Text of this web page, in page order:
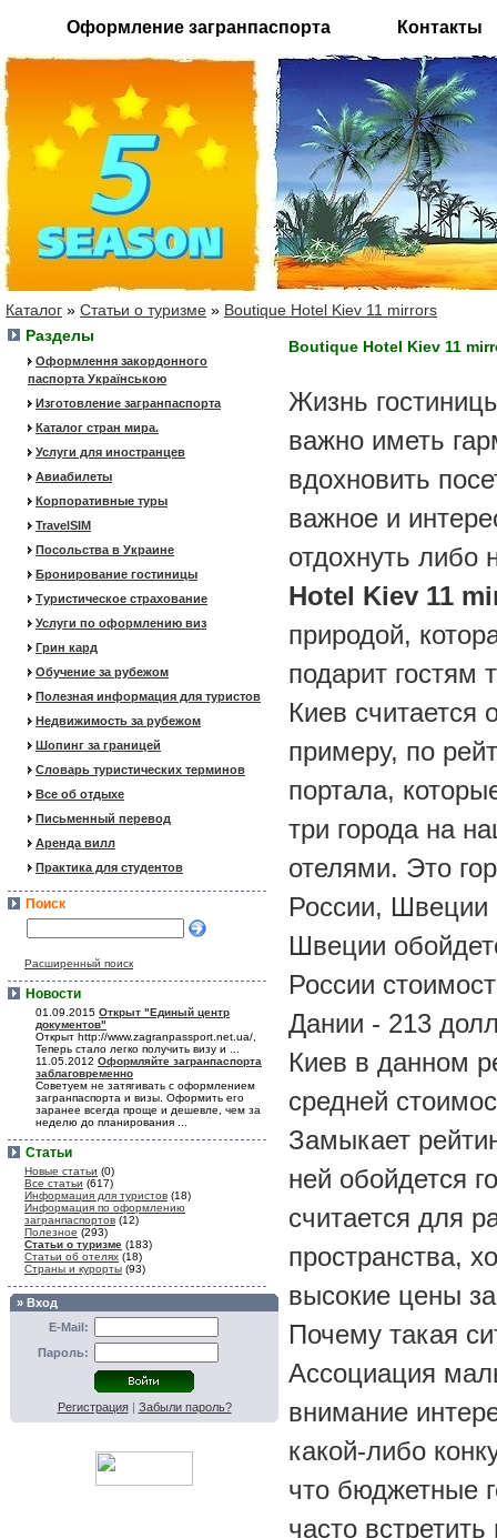
Оформление загранпаспорта Контакты
Каталог » Статьи о туризме » Boutique Hotel Kiev 11 mirrors
Разделы
Оформлення закордонного
паспорта Українською
Изготовление загранпаспорта
Каталог стран мира.
Услуги для иностранцев
Авиабилеты
Корпоративные туры
TravelSIM
Посольства в Украине
Бронирование гостиницы
Туристическое страхование
Услуги по оформлению виз
Грин кард
Обучение за рубежом
Полезная информация для туристов
Недвижимость за рубежом
Шопинг за границей
Словарь туристических терминов
Все об отдыхе
Письменный перевод
Аренда вилл
Практика для студентов
Поиск
Расширенный поиск
Новости
01.09.2015 Открыт "Единый центр
документов"
Открыт http://www.zagranpassport.net.ua/,
Теперь стало легко получить визу и ...
11.05.2012 Оформляйте загранпаспорта
заблаговременно
Советуем не затягивать с оформлением
загранпаспорта и визы. Оформить его
заранее всегда проще и дешевле, чем за
неделю до планирования ...
Статьи
Новые статьи (0)
Все статьи (617)
Информация для туристов (18)
Информация по оформлению
загранпаспортов (12)
Полезное (293)
Статьи о туризме (183)
Статьи об отелях (18)
Страны и курорты (93)
» Вход
E-Mail:
Пароль:
Регистрация| Забыли пароль?
Boutique Hotel Kiev 11
Жизнь
важно иметь
вдохновить
важное и
отдохнуть либо
Hotel Kiev 11
природой,
подарит гостям
Киев считается
примеру, по
портала,
три города на
отелями. Это
России, Швеции
Швеции
России
Дании - 213
Киев в данном
средней
Замыкает
ней обойдется
считается для
пространства,
высокие цены
Почему такая
Ассоциация
внимание
какой-либо
что бюджетные
часто